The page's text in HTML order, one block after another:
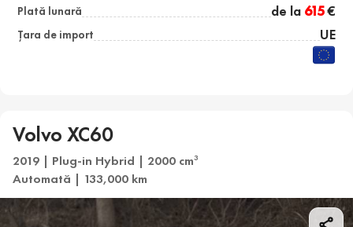
Plată lunară de la 615€
Țara de import UE
Volvo XC60
2019 | Plug-in Hybrid | 2000 cm3
Automată | 133,000 km